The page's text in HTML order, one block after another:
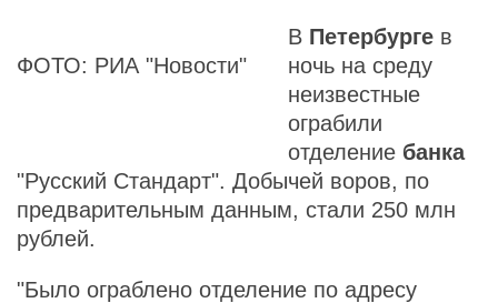
ФОТО: РИА "Новости"
В Петербурге в
ночь на среду
неизвестные
ограбили
отделение банка
"Русский Стандарт". Добычей воров, по
предварительным данным, стали 250 млн
рублей.
"Было ограблено отделение по адресу